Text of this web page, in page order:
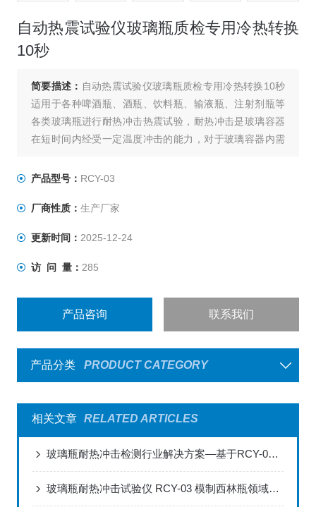
自动热震试验仪玻璃瓶质检专用冷热转换
10秒
简要描述： 自动热震试验仪玻璃瓶质检专用冷热转换10秒
适用于各种啤酒瓶、酒瓶、饮料瓶、输液瓶、注射剂瓶等
各类玻璃瓶进行耐热冲击热震试验，耐热冲击是玻璃容器
在短时间内经受一定温度冲击的能力，对于玻璃容器内需
产品型号： RCY-03
厂商性质： 生产厂家
更新时间： 2025-12-24
访 问 量： 285
产品咨询 联系我们
产品分类 PRODUCT CATEGORY
相关文章 RELATED ARTICLES
玻璃瓶耐热冲击检测行业解决方案—基于RCY-03试验仪的全场景应用实践
玻璃瓶耐热冲击试验仪 RCY-03 模制西林瓶领域标准化检测解决方案